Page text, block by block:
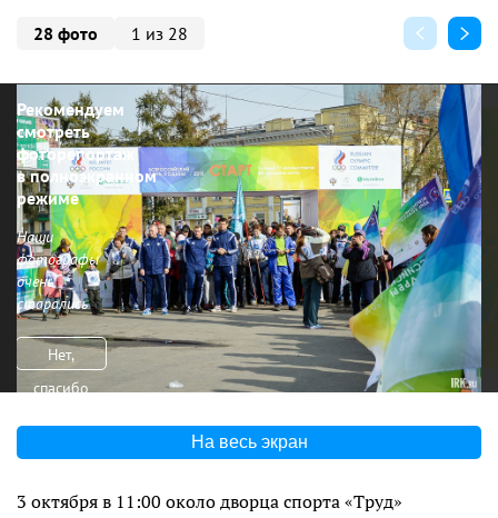
28 фото 1 из 28
Рекомендуем
смотреть
фоторепортаж
в полноэкранном
режиме
Наши
фотографы
очень
старались
Нет,
спасибо
На весь экран
3 октября в 11:00 около дворца спорта «Труд»